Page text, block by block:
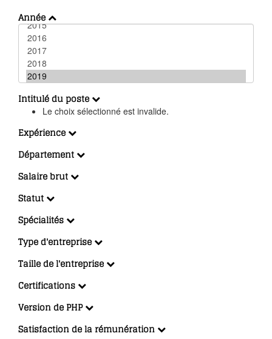
Année
Intitulé du poste
Le choix sélectionné est invalide.
Expérience
Département
Salaire brut
Statut
Spécialités
Type d'entreprise
Taille de l'entreprise
Certifications
Version de PHP
Satisfaction de la rémunération